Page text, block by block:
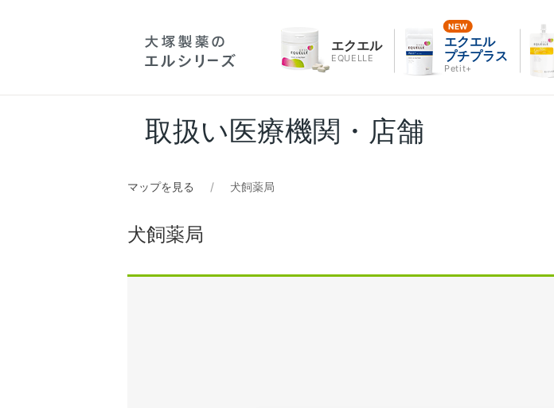
エクエル
EQUELLE
エクエル
プチプラス
Petit+
取扱い医療機関・店舗
マップを見る 犬飼薬局
犬飼薬局